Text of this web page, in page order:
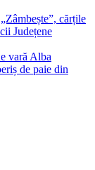
cărțile
Județene
vară Alba
de paie din